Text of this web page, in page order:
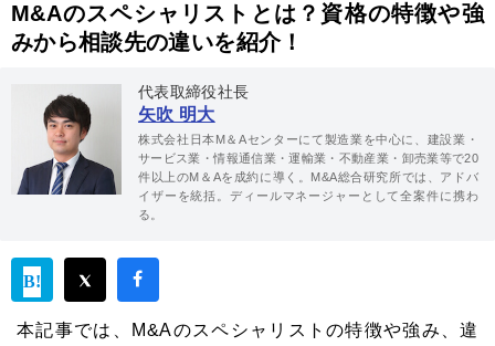
M&Aのスペシャリストとは？資格の特徴や強
みから相談先の違いを紹介！
代表取締役社長
矢吹 明大
株式会社日本M＆Aセンターにて製造業を中心に、建設業・
サービス業・情報通信業・運輸業・不動産業・卸売業等で20
件以上のM＆Aを成約に導く。M&A総合研究所では、アドバ
イザーを統括。ディールマネージャーとして全案件に携わ
る。
本記事では、M&Aのスペシャリストの特徴や強み、違